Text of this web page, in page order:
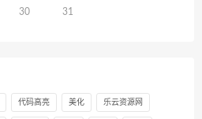
30 31
代码高亮 美化 乐云资源网